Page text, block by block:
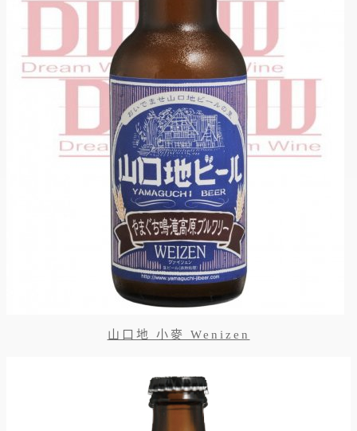
山口地 小麥 Wenizen